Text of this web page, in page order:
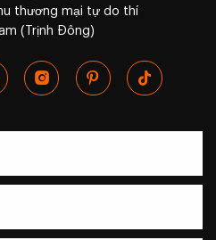
thương mại tự do thí
(Trịnh Đông)